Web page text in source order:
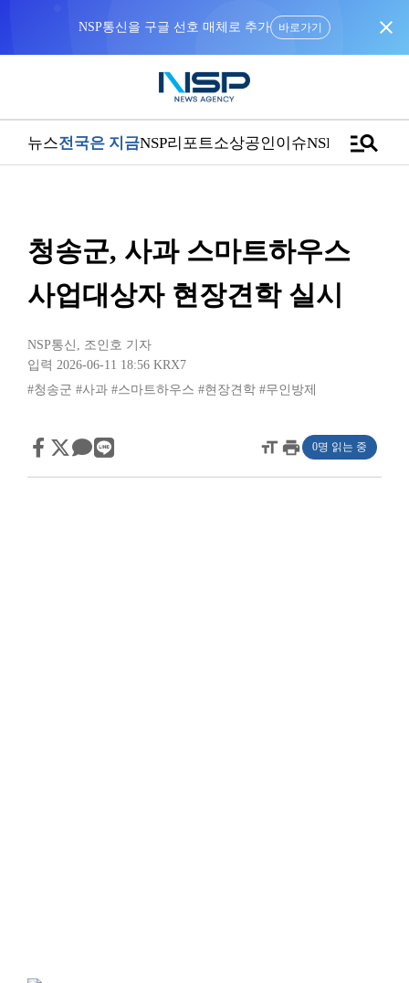
NSP통신을 구글 선호 매체로 추가 바로가기 close
뉴스전국은 지금NSP리포트소상공인이슈NSPTVmanage_search
청송군, 사과 스마트하우스
사업대상자 현장견학 실시
NSP통신 , 조인호 기자
입력 2026-06-11 18:56 KRX7
#청송군 #사과 #스마트하우스 #현장견학 #무인방제
format_sizeprint 0명 읽는 중